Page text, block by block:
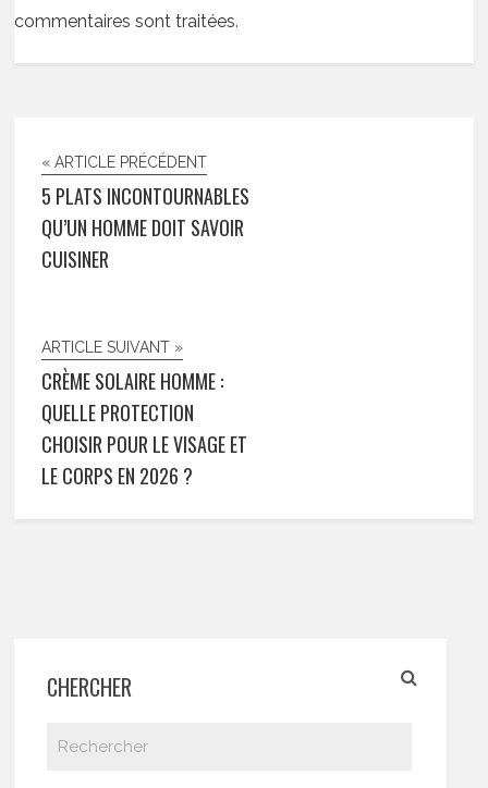
commentaires sont traitées.
« ARTICLE PRÉCÉDENT
5 PLATS INCONTOURNABLES
QU’UN HOMME DOIT SAVOIR
CUISINER
ARTICLE SUIVANT »
CRÈME SOLAIRE HOMME :
QUELLE PROTECTION
CHOISIR POUR LE VISAGE ET
LE CORPS EN 2026 ?
CHERCHER